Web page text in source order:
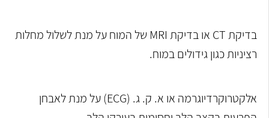
בדיקת CT או בדיקת MRI של המוח על מנת לשלול מחלות
רציניות כגון גידולים במוח.
אלקטרוקרדיוגרמה או א. ק. ג. (ECG) על מנת לאבחן